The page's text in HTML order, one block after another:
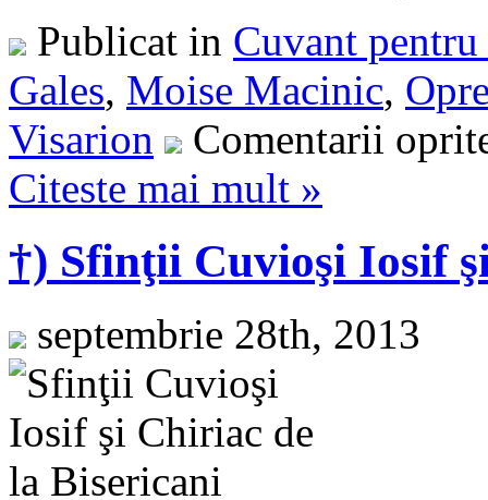
Publicat in Cuvant
Gales, Moise Macinic,
Visarion
Comentarii
Citeste mai mult »
†) Sfinţii Cuvioşi Iosif
septembrie 28th, 2013